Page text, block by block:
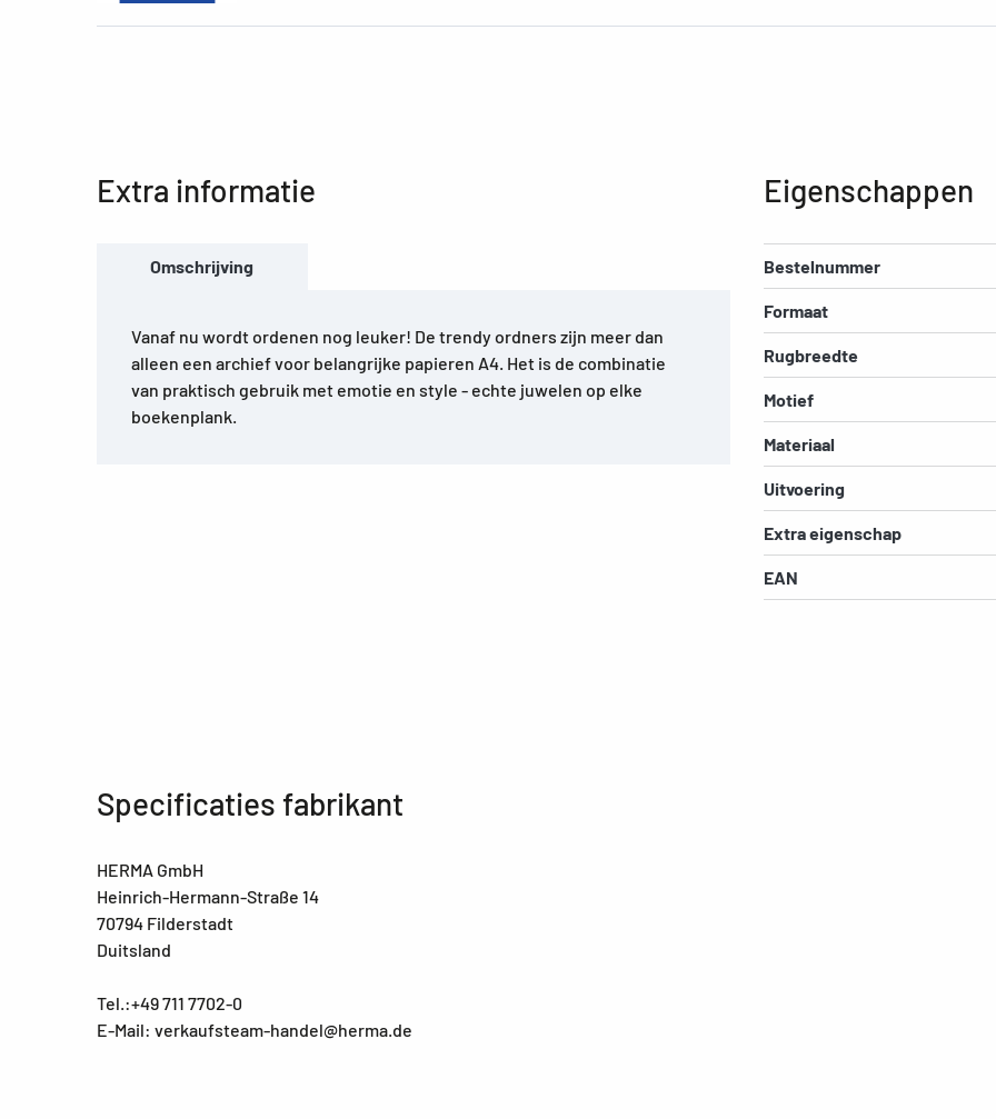
Extra informatie
Omschrijving
Vanaf nu wordt ordenen nog leuker! De trendy ordners zijn meer dan
alleen een archief voor belangrijke papieren A4. Het is de combinatie
van praktisch gebruik met emotie en style - echte juwelen op elke
boekenplank.
Eigenschappen
Bestelnummer
Formaat
Rugbreedte
Motief
Materiaal
Uitvoering
Extra eigenschap
EAN
Specificaties fabrikant
HERMA GmbH
Heinrich-Hermann-Straße 14
70794 Filderstadt
Duitsland
Tel.:+49 711 7702-0
E-Mail: verkaufsteam-handel@herma.de